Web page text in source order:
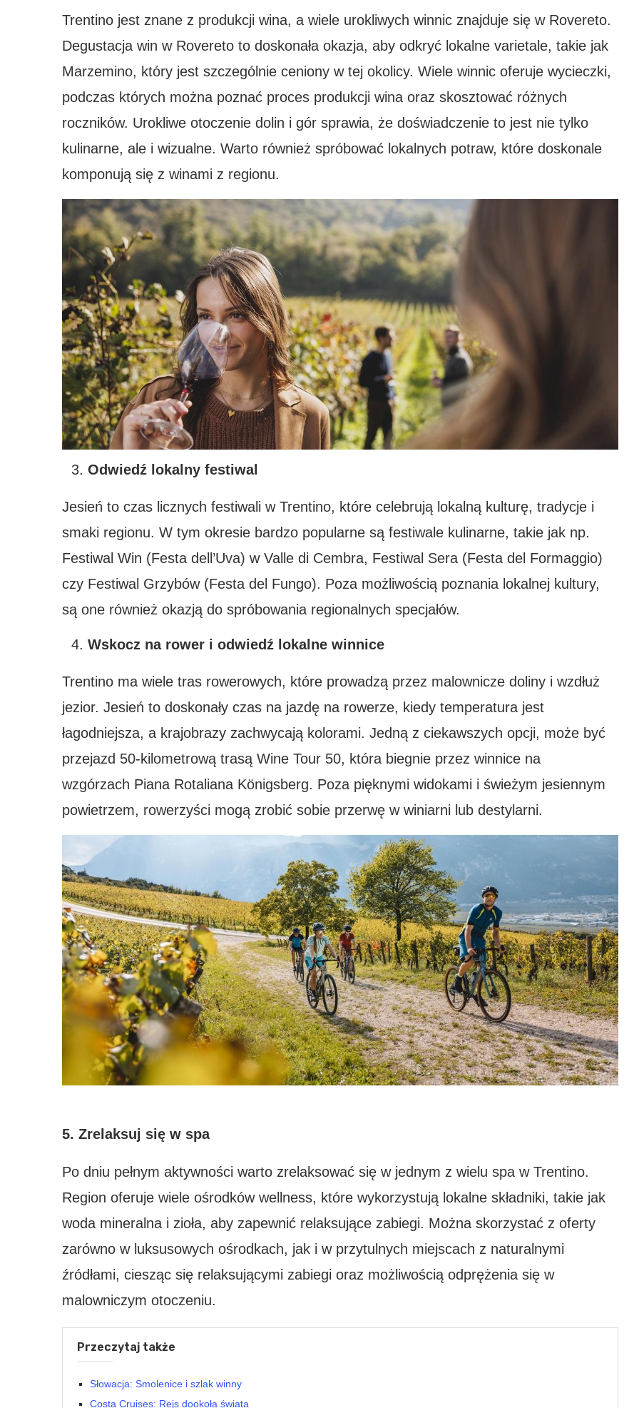
Trentino jest znane z produkcji wina, a wiele urokliwych winnic znajduje się w Rovereto.
Degustacja win w Rovereto to doskonała okazja, aby odkryć lokalne varietale, takie jak
Marzemino, który jest szczególnie ceniony w tej okolicy. Wiele winnic oferuje wycieczki,
podczas których można poznać proces produkcji wina oraz skosztować różnych
roczników. Urokliwe otoczenie dolin i gór sprawia, że doświadczenie to jest nie tylko
kulinarne, ale i wizualne. Warto również spróbować lokalnych potraw, które doskonale
komponują się z winami z regionu.
Odwiedź lokalny festiwal
Jesień to czas licznych festiwali w Trentino, które celebrują lokalną kulturę, tradycje i
smaki regionu. W tym okresie bardzo popularne są festiwale kulinarne, takie jak np.
Festiwal Win (Festa dell’Uva) w Valle di Cembra, Festiwal Sera (Festa del Formaggio)
czy Festiwal Grzybów (Festa del Fungo). Poza możliwością poznania lokalnej kultury,
są one również okazją do spróbowania regionalnych specjałów.
Wskocz na rower i odwiedź lokalne winnice
Trentino ma wiele tras rowerowych, które prowadzą przez malownicze doliny i wzdłuż
jezior. Jesień to doskonały czas na jazdę na rowerze, kiedy temperatura jest
łagodniejsza, a krajobrazy zachwycają kolorami. Jedną z ciekawszych opcji, może być
przejazd 50-kilometrową trasą Wine Tour 50, która biegnie przez winnice na
wzgórzach Piana Rotaliana Königsberg. Poza pięknymi widokami i świeżym jesiennym
powietrzem, rowerzyści mogą zrobić sobie przerwę w winiarni lub destylarni.
5. Zrelaksuj się w spa
Po dniu pełnym aktywności warto zrelaksować się w jednym z wielu spa w Trentino.
Region oferuje wiele ośrodków wellness, które wykorzystują lokalne składniki, takie jak
woda mineralna i zioła, aby zapewnić relaksujące zabiegi. Można skorzystać z oferty
zarówno w luksusowych ośrodkach, jak i w przytulnych miejscach z naturalnymi
źródłami, ciesząc się relaksującymi zabiegi oraz możliwością odprężenia się w
malowniczym otoczeniu.
Przeczytaj także
Słowacja: Smolenice i szlak winny
Costa Cruises: Rejs dookoła świata